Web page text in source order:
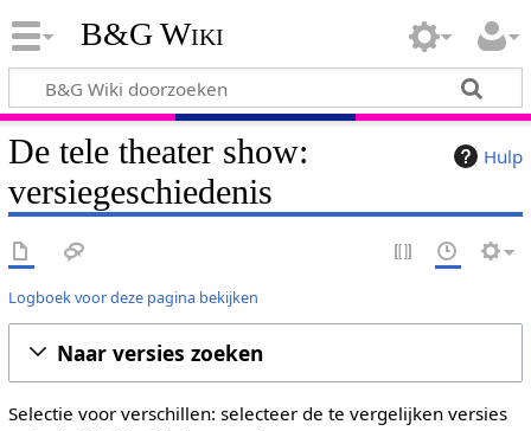
B&G Wiki
Hulp
De tele theater show:
versiegeschiedenis
Logboek voor deze pagina bekijken
Naar versies zoeken
Selectie voor verschillen: selecteer de te vergelijken versies